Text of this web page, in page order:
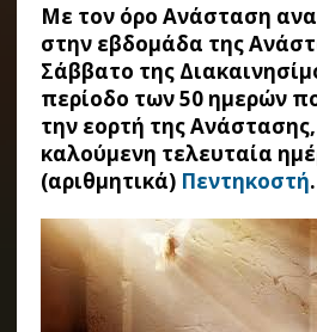
Με τον όρο Ανάσταση
στην εβδομάδα της
Σάββατο της
περίοδο των 50 ημερών
την εορτή της
καλούμενη τελευταία
(αριθμητικά) Πεντηκοστή.